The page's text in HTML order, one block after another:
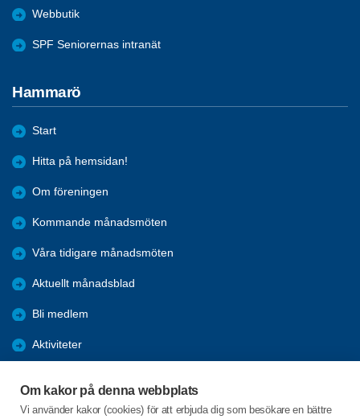
Om kakor på denna webbplats
Vi använder kakor (cookies) för att erbjuda dig som besökare en bättre
Webbutik
SPF Seniorernas intranät
Hammarö
Start
Hitta på hemsidan!
Om föreningen
Kommande månadsmöten
Våra tidigare månadsmöten
Aktuellt månadsblad
Bli medlem
Aktiviteter
Referat